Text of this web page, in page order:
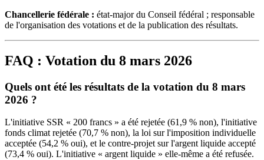
Chancellerie fédérale : état-major du Conseil fédéral ; responsable
de l'organisation des votations et de la publication des résultats.
FAQ : Votation du 8 mars 2026
Quels ont été les résultats de la votation du 8 mars
2026 ?
L'initiative SSR « 200 francs » a été rejetée (61,9 % non), l'initiative
fonds climat rejetée (70,7 % non), la loi sur l'imposition individuelle
acceptée (54,2 % oui), et le contre-projet sur l'argent liquide accepté
(73,4 % oui). L'initiative « argent liquide » elle-même a été refusée.